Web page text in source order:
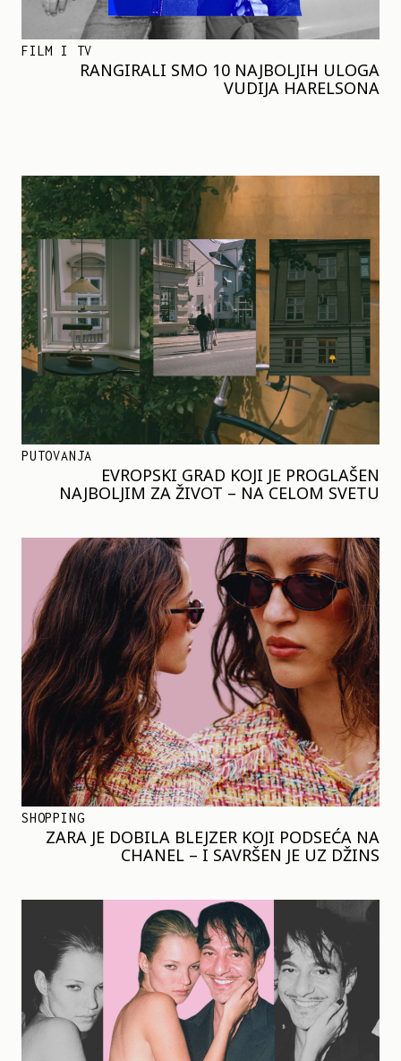
FILM I TV
RANGIRALI SMO 10 NAJBOLJIH ULOGA
VUDIJA HARELSONA
PUTOVANJA
EVROPSKI GRAD KOJI JE PROGLAŠEN
NAJBOLJIM ZA ŽIVOT – NA CELOM SVETU
SHOPPING
ZARA JE DOBILA BLEJZER KOJI PODSEĆA NA
CHANEL – I SAVRŠEN JE UZ DŽINS